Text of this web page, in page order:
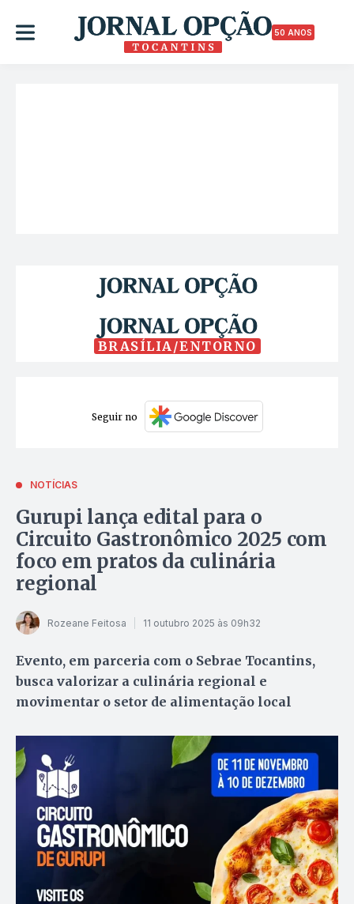
50 ANOS
BRASÍLIA/ENTORNO
Seguir no
NOTÍCIAS
Gurupi lança edital para o
Circuito Gastronômico 2025 com
foco em pratos da culinária
regional
Rozeane Feitosa 11 outubro 2025 às 09h32
Evento, em parceria com o Sebrae Tocantins,
busca valorizar a culinária regional e
movimentar o setor de alimentação local